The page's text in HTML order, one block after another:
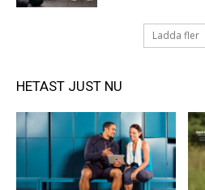
Ladda fler
HETAST JUST NU